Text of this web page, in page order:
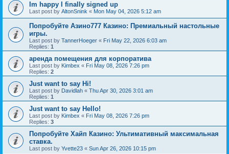
Im happy I finally signed up
Last post by AltonSnink « Mon May 04, 2026 5:12 am
Попробуйте Азино777 Казино: Премиальный настольные
игры.
Last post by TannerHoeger « Fri May 22, 2026 6:03 am
Replies: 1
аренда помещения для корпоратива
Last post by Kimbex « Fri May 08, 2026 7:26 pm
Replies: 2
Just want to say Hi!
Last post by Davidlah « Thu Apr 30, 2026 3:01 am
Replies: 1
Just want to say Hello!
Last post by Kimbex « Fri May 08, 2026 7:26 pm
Replies: 3
Попробуйте Хайп Казино: Ультимативный максимальная
ставка.
Last post by Yvette23 « Sun Apr 26, 2026 10:15 pm